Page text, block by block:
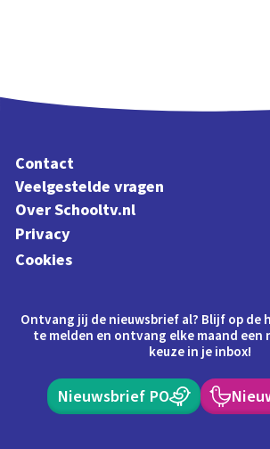
Contact
Veelgestelde vragen
Over Schooltv.nl
Privacy
Cookies
Ontvang jij de nieuwsbrief al? Blijf op de
te melden en ontvang elke maand een
keuze in je inbox!
Nieuwsbrief PO